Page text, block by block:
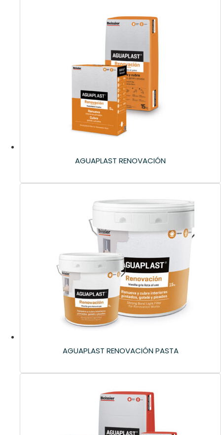
AGUAPLAST RENOVACIÓN
AGUAPLAST RENOVACIÓN PASTA